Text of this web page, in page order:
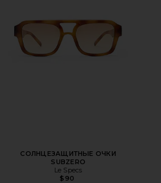
СОЛНЦЕЗАЩИТНЫЕ ОЧКИ
SUBZERO
Le Specs
$90